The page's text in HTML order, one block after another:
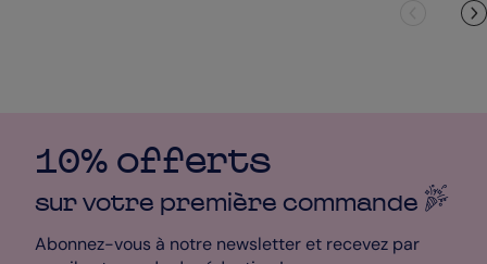
10% offerts
sur votre première commande
Abonnez-vous à notre newsletter et recevez par